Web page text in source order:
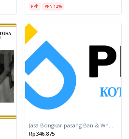
PPh PPN 12%
Rp346.875